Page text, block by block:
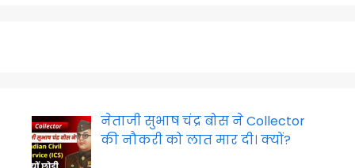
नेताजी सुभाष चंद्र बोस ने Collector
की नौकरी को लात मार दी। क्यों?